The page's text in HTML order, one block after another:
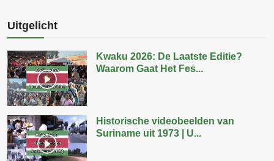
Uitgelicht
Kwaku 2026: De Laatste Editie?
Waarom Gaat Het Fes...
Historische videobeelden van
Suriname uit 1973 | U...